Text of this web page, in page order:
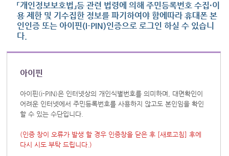
「개인정보보호법」등 관련 법령에 의해 주민등록번호 수집·이
용 제한 및 기수집한 정보를 파기하여야 함에따라 휴대폰 본
인인증 또는 아이핀(I-PIN)인증으로 로그인 하실 수 있습니
다.
아이핀
아이핀(i-PIN)은 인터넷상의 개인식별번호를 의미하며, 대면확인이
어려운 인터넷에서 주민등록번호를 사용하지 않고도 본인임을 확인
할 수 있는 수단입니다.
(인증 창이 오류가 발생 할 경우 인증창을 닫은 후 [새로고침] 후에
다시 시도 부탁 드립니다.)